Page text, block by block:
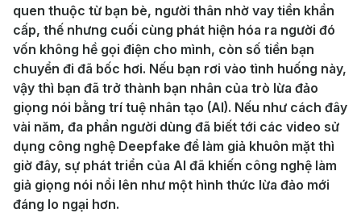
quen thuộc từ bạn bè, người thân nhờ vay tiền khẩn
cấp, thế nhưng cuối cùng phát hiện hóa ra người đó
vốn không hề gọi điện cho mình, còn số tiền bạn
chuyển đi đã bốc hơi. Nếu bạn rơi vào tình huống này,
vậy thì bạn đã trở thành bạn nhân của trò lừa đảo
giọng nói bằng trí tuệ nhân tạo (AI). Nếu như cách đây
vài năm, đa phần người dùng đã biết tới các video sử
dụng công nghệ Deepfake để làm giả khuôn mặt thì
giờ đây, sự phát triển của AI đã khiến công nghệ làm
giả giọng nói nổi lên như một hình thức lừa đảo mới
đáng lo ngại hơn.